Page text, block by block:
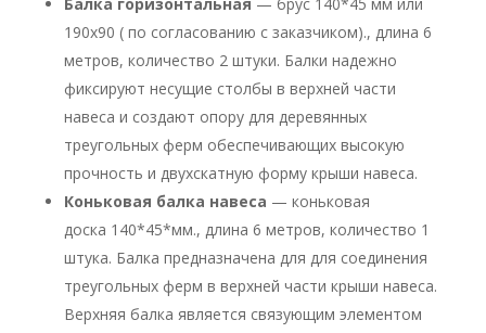
190х90 ( по согласованию с заказчиком)., длина 6
метров, количество 2 штуки. Балки надежно
фиксируют несущие столбы в верхней части
навеса и создают опору для деревянных
треугольных ферм обеспечивающих высокую
прочность и двухскатную форму крыши навеса.
Коньковая балка навеса — коньковая
доска 140*45*мм., длина 6 метров, количество 1
штука. Балка предназначена для для соединения
треугольных ферм в верхней части крыши навеса.
Верхняя балка является связующим элементом